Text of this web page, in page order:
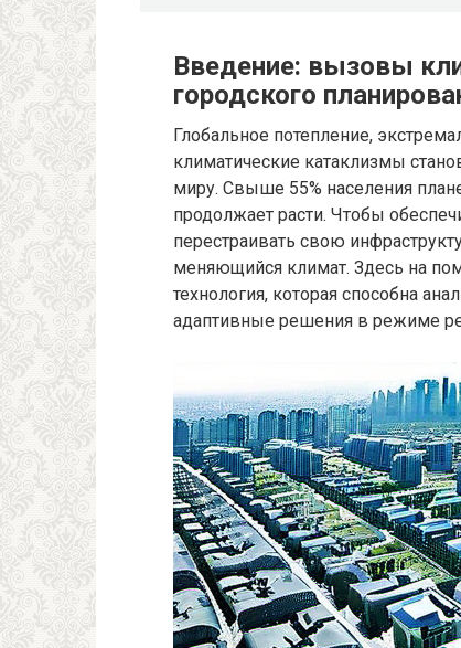
Введение: вызовы
городского
Глобальное потепление,
климатические катаклизмы
миру. Свыше 55% населения
продолжает расти. Чтобы
перестраивать свою
меняющийся климат. Здесь на
технология, которая способна
адаптивные решения в режиме